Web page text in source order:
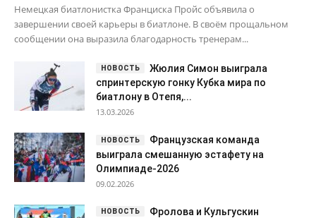
Немецкая биатлонистка Франциска Пройс объявила о
завершении своей карьеры в биатлоне. В своём прощальном
сообщении она выразила благодарность тренерам...
Жюлия Симон выиграла
спринтерскую гонку Кубка мира по
биатлону в Отепя,...
13.03.2026
Французская команда
выиграла смешанную эстафету на
Олимпиаде-2026
09.02.2026
Фролова и Кульгускин